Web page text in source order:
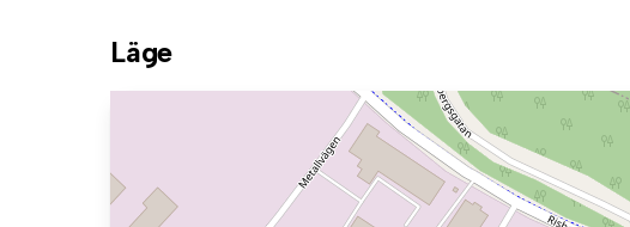
Läge